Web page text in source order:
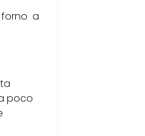
forno a
poco